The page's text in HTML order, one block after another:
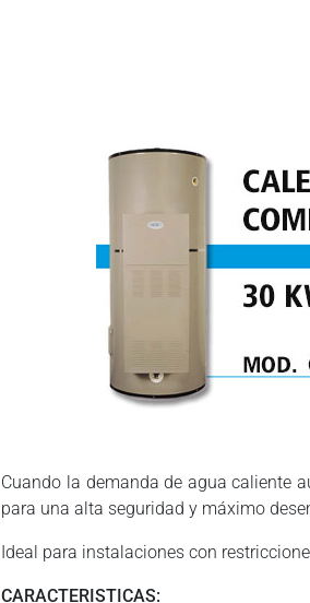
Cuando la demanda de agua caliente
para una alta seguridad y máximo
Ideal para instalaciones con
CARACTERISTICAS: